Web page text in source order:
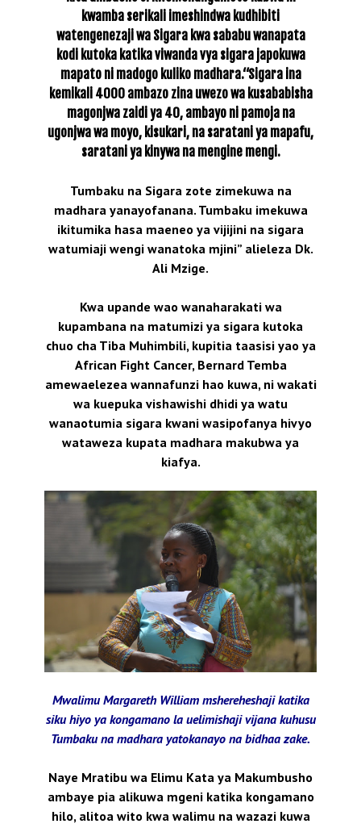
kwamba serikali imeshindwa kudhibiti
watengenezaji wa Sigara kwa sababu wanapata
kodi kutoka katika viwanda vya sigara japokuwa
mapato ni madogo kuliko madhara.“Sigara ina
kemikali 4000 ambazo zina uwezo wa kusababisha
magonjwa zaidi ya 40, ambayo ni pamoja na
ugonjwa wa moyo, kisukari, na saratani ya mapafu,
saratani ya kinywa na mengine mengi.
Tumbaku na Sigara zote zimekuwa na
madhara yanayofanana. Tumbaku imekuwa
ikitumika hasa maeneo ya vijijini na sigara
watumiaji wengi wanatoka mjini” alieleza Dk.
Ali Mzige.
Kwa upande wao wanaharakati wa
kupambana na matumizi ya sigara kutoka
chuo cha Tiba Muhimbili, kupitia taasisi yao ya
African Fight Cancer, Bernard Temba
amewaelezea wannafunzi hao kuwa, ni wakati
wa kuepuka vishawishi dhidi ya watu
wanaotumia sigara kwani wasipofanya hivyo
wataweza kupata madhara makubwa ya
kiafya.
Mwalimu Margareth William mshereheshaji katika
siku hiyo ya kongamano la uelimishaji vijana kuhusu
Tumbaku na madhara yatokanayo na bidhaa zake.
Naye Mratibu wa Elimu Kata ya Makumbusho
ambaye pia alikuwa mgeni katika kongamano
hilo, alitoa wito kwa walimu na wazazi kuwa